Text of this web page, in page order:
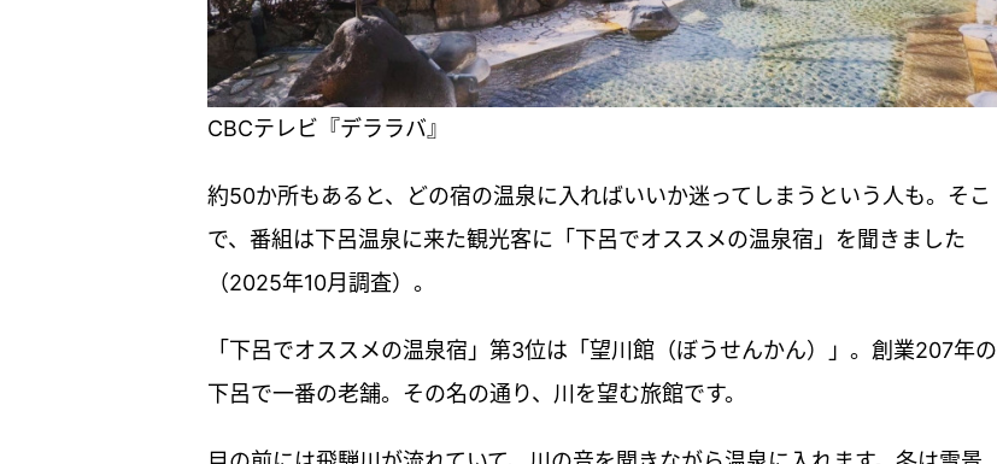
CBCテレビ『デララバ』
約50か所もあると、どの宿の温泉に入ればいいか迷ってしまうという人も。そこ
で、番組は下呂温泉に来た観光客に「下呂でオススメの温泉宿」を聞きました
（2025年10月調査）。
「下呂でオススメの温泉宿」第3位は「望川館（ぼうせんかん）」。創業207年の
下呂で一番の老舗。その名の通り、川を望む旅館です。